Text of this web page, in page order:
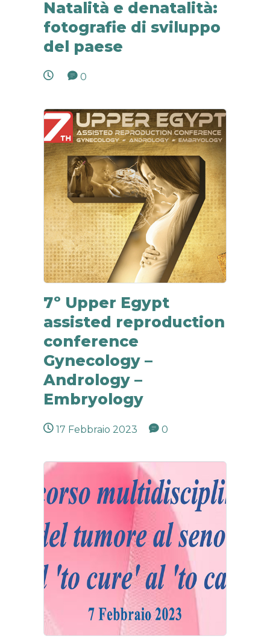
Natalità e denatalità:
fotografie di sviluppo
del paese
0
7º Upper Egypt
assisted reproduction
conference
Gynecology –
Andrology –
Embryology
17 Febbraio 2023 0